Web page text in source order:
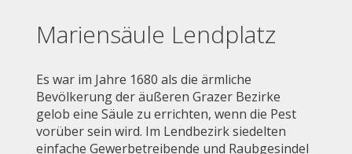
Mariensäule Lendplatz
Es war im Jahre 1680 als die ärmliche
Bevölkerung der äußeren Grazer Bezirke
gelob eine Säule zu errichten, wenn die Pest
vorüber sein wird. Im Lendbezirk siedelten
einfache Gewerbetreibende und Raubgesindel